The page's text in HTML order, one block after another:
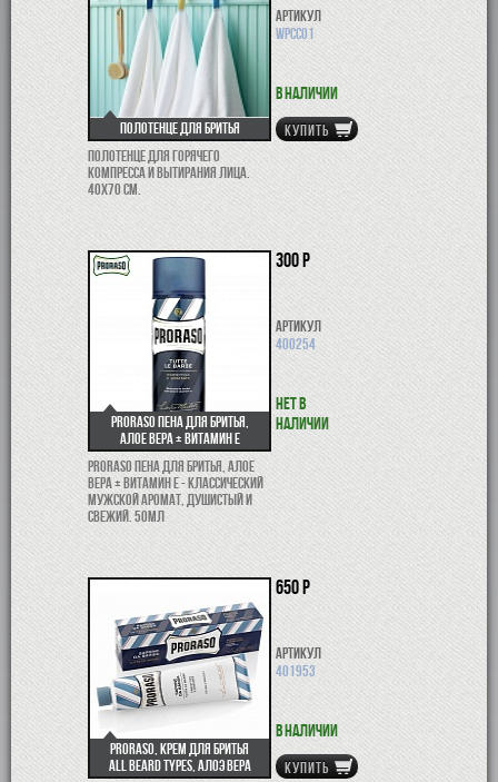
Полотенце для бритья
Полотенце для горячего
компресса и вытирания лица.
40х70 см.
Артикул
WPCC01
В наличии
КУПИТЬ
Proraso пена для бритья,
Алое Вера + Витамин Е
Proraso пена для бритья, Алое
Вера + Витамин Е - классический
мужской аромат, душистый и
свежий. 50мл
300 р
Артикул
400254
Нет в
наличии
Proraso, крем для бритья
All Beard Types, Алоэ Вера
650 р
Артикул
401953
В наличии
КУПИТЬ